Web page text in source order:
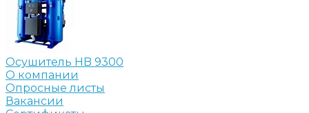
Осушитель HB 9300
О компании
Опросные листы
Вакансии